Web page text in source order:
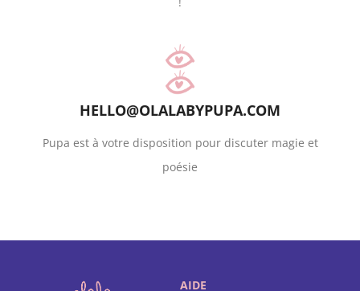
HELLO@OLALABYPUPA.COM
Pupa est à votre disposition pour discuter magie et
poésie
AIDE